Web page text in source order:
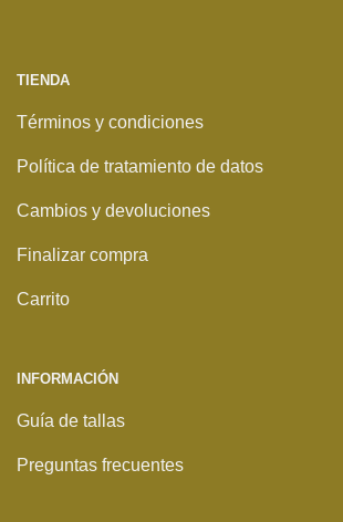
TIENDA
Términos y condiciones
Política de tratamiento de datos
Cambios y devoluciones
Finalizar compra
Carrito
INFORMACIÓN
Guía de tallas
Preguntas frecuentes